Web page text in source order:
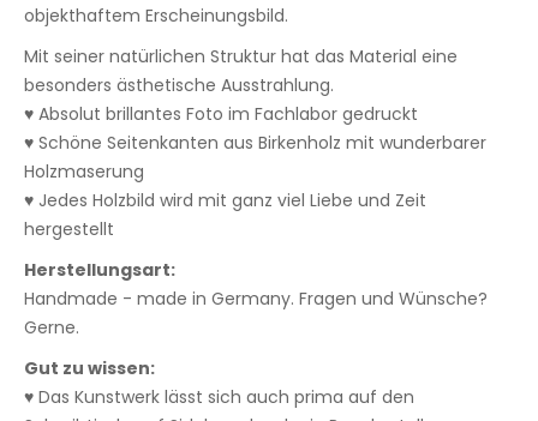
objekthaftem Erscheinungsbild.
Mit seiner natürlichen Struktur hat das Material eine
besonders ästhetische Ausstrahlung.
♥ Absolut brillantes Foto im Fachlabor gedruckt
♥ Schöne Seitenkanten aus Birkenholz mit wunderbarer
Holzmaserung
♥ Jedes Holzbild wird mit ganz viel Liebe und Zeit
hergestellt
Herstellungsart:
Handmade - made in Germany. Fragen und Wünsche?
Gerne.
Gut zu wissen:
♥ Das Kunstwerk lässt sich auch prima auf den